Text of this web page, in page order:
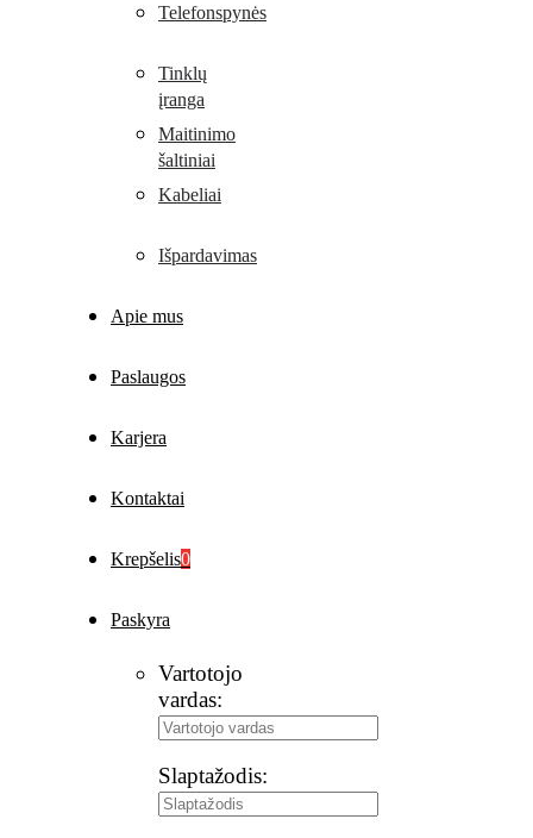
Telefonspynės
Tinklų
įranga
Maitinimo
šaltiniai
Kabeliai
Išpardavimas
Apie mus
Paslaugos
Karjera
Kontaktai
Krepšelis0
Paskyra
Vartotojo
vardas:
Slaptažodis: